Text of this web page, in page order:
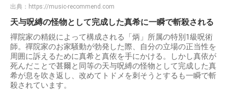
出典： https://music-recommend.com
天与呪縛の怪物として完成した真希に一瞬で斬殺される
禪院家の精鋭によって構成される「炳」所属の特別1級呪術
師。禪院家のお家騒動が勃発した際、自分の立場の正当性を
周囲に訴えるために真希と真依を手にかける。しかし真依が
死んだことで甚爾と同等の天与呪縛の怪物として完成した真
希が息を吹き返し、改めてトドメを刺そうとするも一瞬で斬
殺されています。